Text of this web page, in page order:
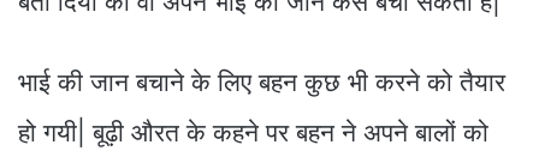
भाई की जान बचाने के लिए बहन कुछ भी करने को तैयार
हो गयी| बूढ़ी औरत के कहने पर बहन ने अपने बालों को